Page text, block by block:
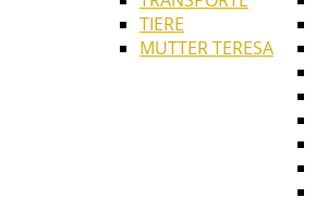
TIERE
MUTTER TERESA